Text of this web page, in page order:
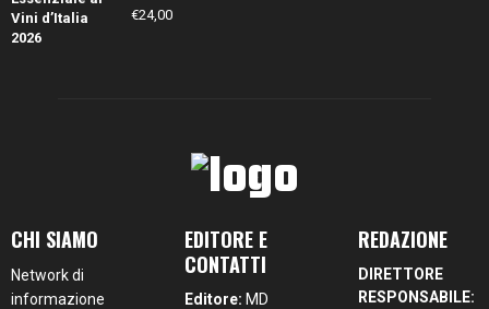
€24,00
CHI SIAMO
Network di
informazione
EDITORE E
CONTATTI
Editore: MD
REDAZIONE
DIRETTORE
RESPONSABILE: